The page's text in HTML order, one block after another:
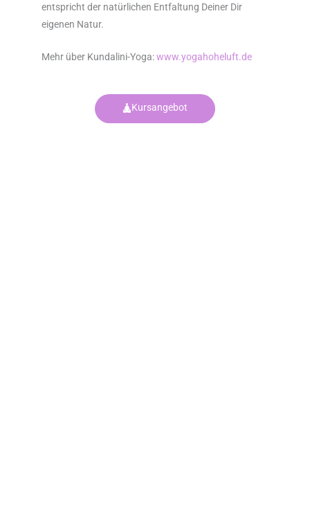
entspricht der natürlichen Entfaltung Deiner Dir
eigenen Natur.
Mehr über Kundalini-Yoga:www.yogahoheluft.de
Kursangebot